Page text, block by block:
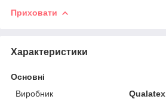
Приховати
Характеристики
Основні
Виробник
Qualatex